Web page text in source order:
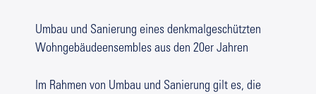
Umbau und Sanierung eines denkmalgeschützten
Wohngebäudeensembles aus den 20er Jahren
Im Rahmen von Umbau und Sanierung gilt es, die